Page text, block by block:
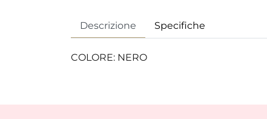
Descrizione Specifiche
COLORE: NERO